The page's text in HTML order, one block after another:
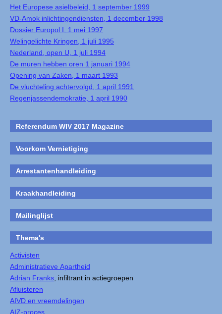
Het Europese asielbeleid, 1 september 1999
VD-Amok inlichtingendiensten, 1 december 1998
Dossier Europol I, 1 mei 1997
Welingelichte Kringen, 1 juli 1995
Nederland, open U, 1 juli 1994
De muren hebben oren 1 januari 1994
Opening van Zaken, 1 maart 1993
De vluchteling achtervolgd, 1 april 1991
Regenjassendemokratie, 1 april 1990
Referendum WIV 2017 Magazine
Voorkom Vernietiging
Arrestantenhandleiding
Kraakhandleiding
Mailinglijst
Thema's
Activisten
Administratieve Apartheid
Adrian Franks , infiltrant in actiegroepen
Afluisteren
AIVD en vreemdelingen
AIZ-proces